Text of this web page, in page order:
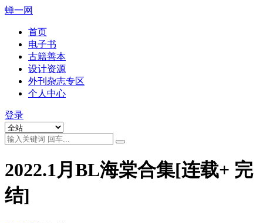
蝉一网
首页
电子书
古籍善本
设计资源
外刊杂志专区
个人中心
登录
2022.1月BL海棠合集[连载+ 完
结]